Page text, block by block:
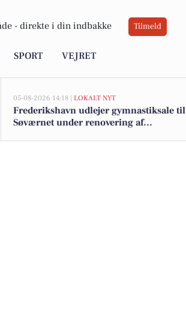
- direkte i din indbakke Tilmeld
SPORT VEJRET
05-08-2026 14:18 | LOKALT NYT
Frederikshavn udlejer gymnastiksale til
Søværnet under renovering af